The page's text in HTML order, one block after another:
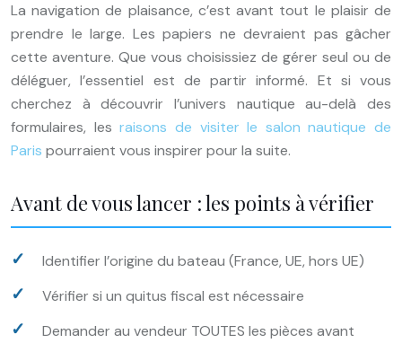
La navigation de plaisance, c’est avant tout le plaisir de
prendre le large. Les papiers ne devraient pas gâcher
cette aventure. Que vous choisissiez de gérer seul ou de
déléguer, l’essentiel est de partir informé. Et si vous
cherchez à découvrir l’univers nautique au-delà des
formulaires, lesraisons de visiter le salon nautique de
Paris pourraient vous inspirer pour la suite.
Avant de vous lancer : les points à vérifier
Identifier l’origine du bateau (France, UE, hors UE)
Vérifier si un quitus fiscal est nécessaire
Demander au vendeur TOUTES les pièces avant